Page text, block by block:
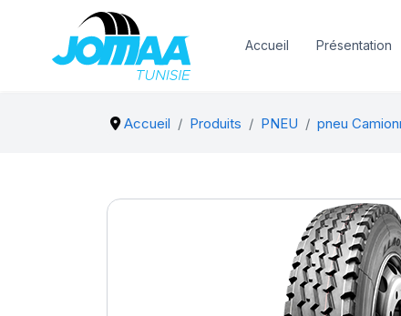
Accueil Présentation
Accueil Produits PNEU pneu